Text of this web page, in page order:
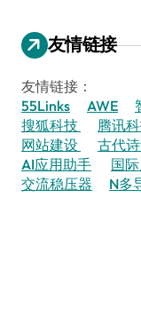
友情链接
友情链接：
55Links
AWE
搜狐科技
腾讯
网站建设
古代
AI应用助手
国
交流稳压器
N多